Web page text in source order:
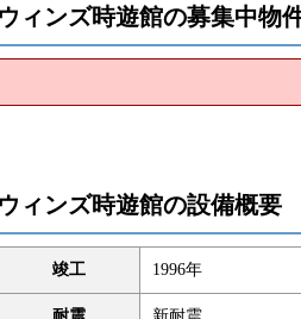
ウィンズ時遊館の募集中物
ウィンズ時遊館の設備概要
竣工 1996年